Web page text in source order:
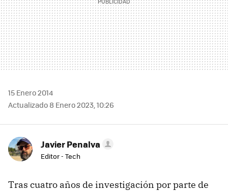
15 Enero 2014
Actualizado 8 Enero 2023, 10:26
Javier Penalva
Editor - Tech
Tras cuatro años de investigación por parte de